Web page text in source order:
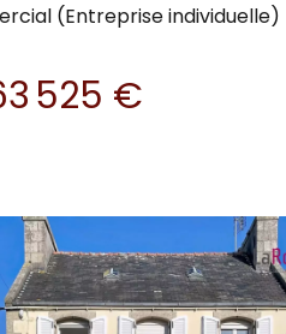
(Entreprise individuelle)
525 €